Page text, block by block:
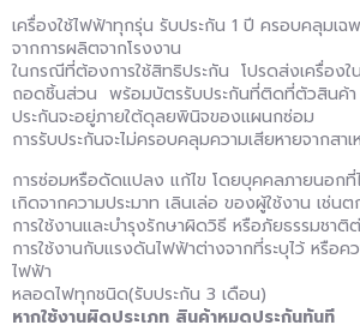
เครื่องใช้ไฟฟ้าทุกรุ่น รับประกัน 1 ปี ครอบคลุมเฉ
จากการผลิตจากโรงงาน
ในกรณีที่ต้องการใช้สิทธิประกัน โปรดส่งเครื่องใ
ถอดชิ้นส่วน พร้อมบัตรรับประกันที่ติดที่ตัวสินค้
ประกันจะอยู่ภายใต้ดุลยพินิจของแผนกซ่อม
การรับประกันจะไม่ครอบคลุมความเสียหายจากสา
การซ่อมหรือดัดแปลง แก้ไข โดยบุคคลภายนอกที่
เกิดจากความประมาท เลินเล่อ ของผู้ใช้งาน เช่น
การใช้งานและบำรุงรักษาผิดวิธี หรือภัยธรรมชาติ
การใช้งานกับแรงดันไฟฟ้าต่างจากที่ระบุไว้ หรือ
ไฟฟ้า
หลอดไฟทุกชนิด(รับประกัน 3 เดือน)
หากใช้งานผิดประเภท สินค้าหมดประกันทันที